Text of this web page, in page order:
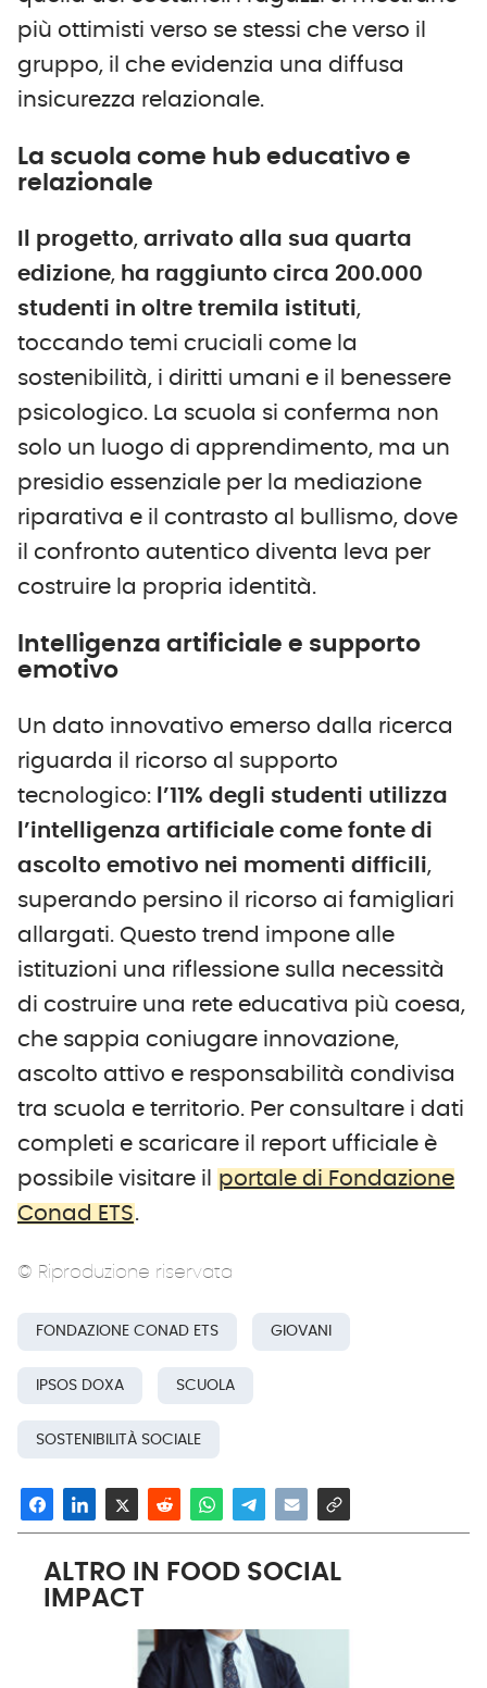
più ottimisti verso se stessi che verso il
gruppo, il che evidenzia una diffusa
insicurezza relazionale.
La scuola come hub educativo e
relazionale
Il progetto, arrivato alla sua quarta
edizione, ha raggiunto circa 200.000
studenti in oltre tremila istituti,
toccando temi cruciali come la
sostenibilità, i diritti umani e il benessere
psicologico. La scuola si conferma non
solo un luogo di apprendimento, ma un
presidio essenziale per la mediazione
riparativa e il contrasto al bullismo, dove
il confronto autentico diventa leva per
costruire la propria identità.
Intelligenza artificiale e supporto
emotivo
Un dato innovativo emerso dalla ricerca
riguarda il ricorso al supporto
tecnologico: l’11% degli studenti utilizza
l’intelligenza artificiale come fonte di
ascolto emotivo nei momenti difficili,
superando persino il ricorso ai famigliari
allargati. Questo trend impone alle
istituzioni una riflessione sulla necessità
di costruire una rete educativa più coesa,
che sappia coniugare innovazione,
ascolto attivo e responsabilità condivisa
tra scuola e territorio. Per consultare i dati
completi e scaricare il report ufficiale è
possibile visitare il portale di Fondazione
Conad ETS.
© Riproduzione riservata
FONDAZIONE CONAD ETS GIOVANI
IPSOS DOXA SCUOLA
SOSTENIBILITÀ SOCIALE
ALTRO IN FOOD SOCIAL
IMPACT